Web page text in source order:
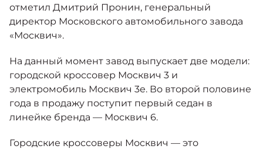
отметил Дмитрий Пронин, генеральный
директор Московского автомобильного завода
«Москвич».
На данный момент завод выпускает две модели:
городской кроссовер Москвич 3 и
электромобиль Москвич 3е. Во второй половине
года в продажу поступит первый седан в
линейке бренда — Москвич 6.
Городские кроссоверы Москвич — это